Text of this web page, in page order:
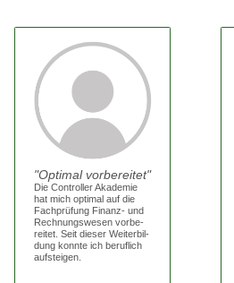
Opti­mal vor­be­rei­tet
Die Con­trol­ler Aka­de­mie
hat mich opti­mal auf die
Fach­prü­fung Finanz- und
Rech­nungs­we­sen vor­be­
rei­tet. Seit die­ser Wei­ter­bil­
dung konn­te ich beruf­lich
auf­stei­gen.